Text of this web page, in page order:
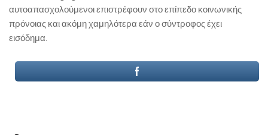
αυτοαπασχολούμενοι επιστρέφουν στο επίπεδο κοινωνικής
πρόνοιας και ακόμη χαμηλότερα εάν ο σύντροφος έχει
εισόδημα.